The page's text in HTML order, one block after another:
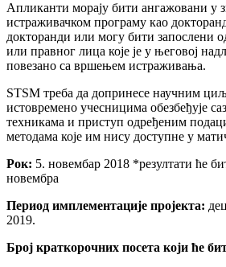
Апликанти морају бити ангажовани у
истраживачком програму као
докторанди или могу бити запослени
или правног лица које је у његовој
повезано са вршењем истраживања.
STSM треба да допринесе научним
истовремено учесницима обезбеђује
техникама и приступ одређеним
методама које им нису доступне у
Рок: 5. новембар 2018 *резултати ће
новембра
Период имплементације пројекта:
2019.
Број краткорочних посета који ће